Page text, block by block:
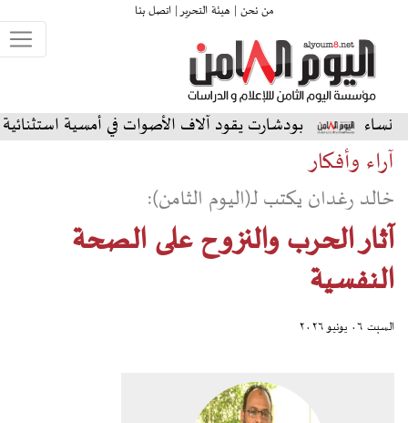
من نحن | هيئة التحرير |اتصل بنا
بودشارت يقود آلاف الأصوات في أمسية استثنائية على المسرح
آراء وأفكار
خالد رغدان يكتب لـ(اليوم الثامن):
آثار الحرب والنزوح على الصحة
النفسية
السبت ٠٦ يونيو ٢٠٢٦